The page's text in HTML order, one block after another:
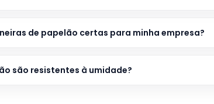
de papelão certas para minha empresa?
são resistentes à umidade?